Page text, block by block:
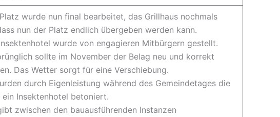
wurde nun final bearbeitet, das Grillhaus nochmals
nun der Platz endlich übergeben werden kann.
wurde von engagieren Mitbürgern gestellt.
sollte im November der Belag neu und korrekt
Das Wetter sorgt für eine Verschiebung.
durch Eigenleistung während des Gemeindetages die
ein Insektenhotel betoniert.
zwischen den bauausführenden Instanzen